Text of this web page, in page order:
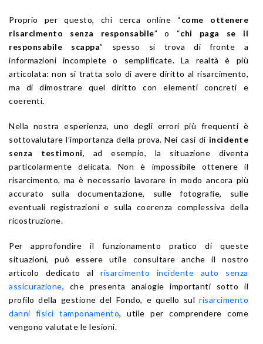
Proprio per questo, chi cerca online “come ottenere
risarcimento senza responsabile” o “chi paga se il
responsabile scappa” spesso si trova di fronte a
informazioni incomplete o semplificate. La realtà è più
articolata: non si tratta solo di avere diritto al risarcimento,
ma di dimostrare quel diritto con elementi concreti e
coerenti.
Nella nostra esperienza, uno degli errori più frequenti è
sottovalutare l’importanza della prova. Nei casi di incidente
senza testimoni, ad esempio, la situazione diventa
particolarmente delicata. Non è impossibile ottenere il
risarcimento, ma è necessario lavorare in modo ancora più
accurato sulla documentazione, sulle fotografie, sulle
eventuali registrazioni e sulla coerenza complessiva della
ricostruzione.
Per approfondire il funzionamento pratico di queste
situazioni, può essere utile consultare anche il nostro
articolo dedicato al risarcimento incidente auto senza
assicurazione, che presenta analogie importanti sotto il
profilo della gestione del Fondo, e quello sul risarcimento
danni fisici tamponamento, utile per comprendere come
vengono valutate le lesioni.